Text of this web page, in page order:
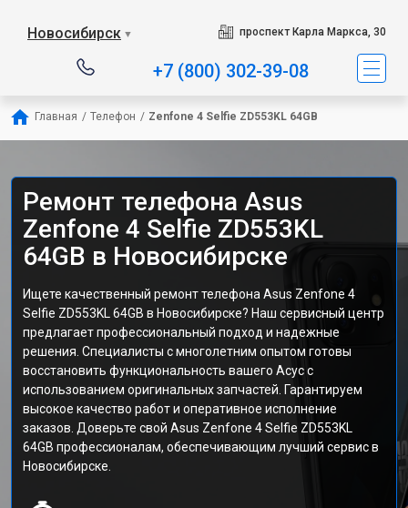
Новосибирск ▼ проспект Карла Маркса, 30
+7 (800) 302-39-08
Главная / Телефон / Zenfone 4 Selfie ZD553KL 64GB
Ремонт телефона Asus
Zenfone 4 Selfie ZD553KL
64GB в Новосибирске
Ищете качественный ремонт телефона Asus Zenfone 4
Selfie ZD553KL 64GB в Новосибирске? Наш сервисный центр
предлагает профессиональный подход и надежные
решения. Специалисты с многолетним опытом готовы
восстановить функциональность вашего Асус с
использованием оригинальных запчастей. Гарантируем
высокое качество работ и оперативное исполнение
заказов. Доверьте свой Asus Zenfone 4 Selfie ZD553KL
64GB профессионалам, обеспечивающим лучший сервис в
Новосибирске.